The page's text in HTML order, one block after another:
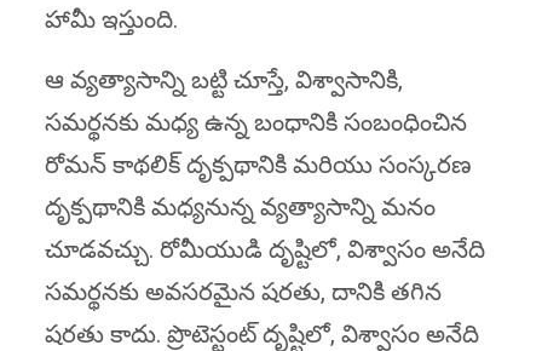
హామీ ఇస్తుంది.
ఆ వ్యత్యాసాన్ని బట్టి చూస్తే, విశ్వాసానికి,
సమర్థనకు మధ్య ఉన్న బంధానికి సంబంధించిన
రోమన్ కాథలిక్ దృక్పథానికి మరియు సంస్కరణ
దృక్పథానికి మధ్యనున్న వ్యత్యాసాన్ని మనం
చూడవచ్చు. రోమీయుడి దృష్టిలో, విశ్వాసం అనేది
సమర్థనకు అవసరమైన షరతు, దానికి తగిన
షరతు కాదు. ప్రొటెస్టంట్ దృష్టిలో, విశ్వాసం అనేది